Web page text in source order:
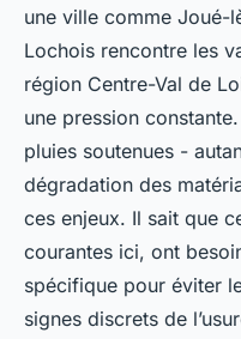
une ville comme Joué-
Lochois rencontre les
région Centre-Val de
une pression
pluies soutenues -
dégradation des
ces enjeux. Il sait que
courantes ici, ont
spécifique pour éviter
signes discrets de